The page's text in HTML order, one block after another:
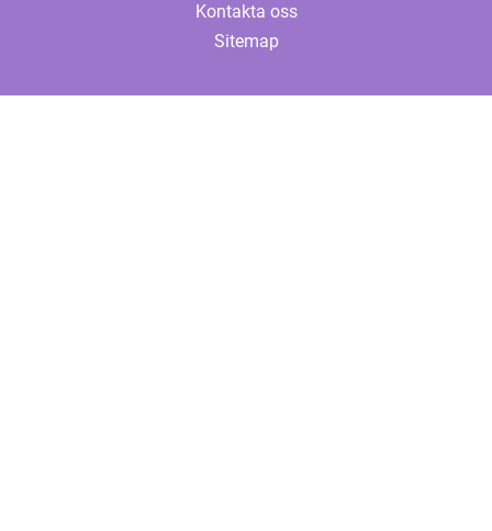
Kontakta oss
Sitemap